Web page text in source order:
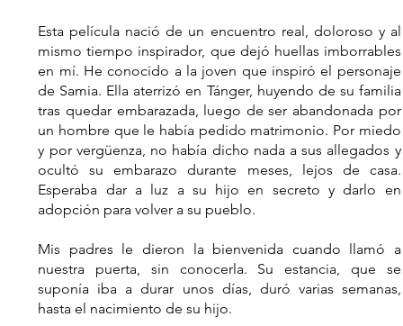
Esta película nació de un encuentro real, doloroso y al
mismo tiempo inspirador, que dejó huellas imborrables
en mí. He conocido a la joven que inspiró el personaje
de Samia. Ella aterrizó en Tánger, huyendo de su familia
tras quedar embarazada, luego de ser abandonada por
un hombre que le había pedido matrimonio. Por miedo
y por vergüenza, no había dicho nada a sus allegados y
ocultó su embarazo durante meses, lejos de casa.
Esperaba dar a luz a su hijo en secreto y darlo en
adopción para volver a su pueblo.
Mis padres le dieron la bienvenida cuando llamó a
nuestra puerta, sin conocerla. Su estancia, que se
suponía iba a durar unos días, duró varias semanas,
hasta el nacimiento de su hijo.